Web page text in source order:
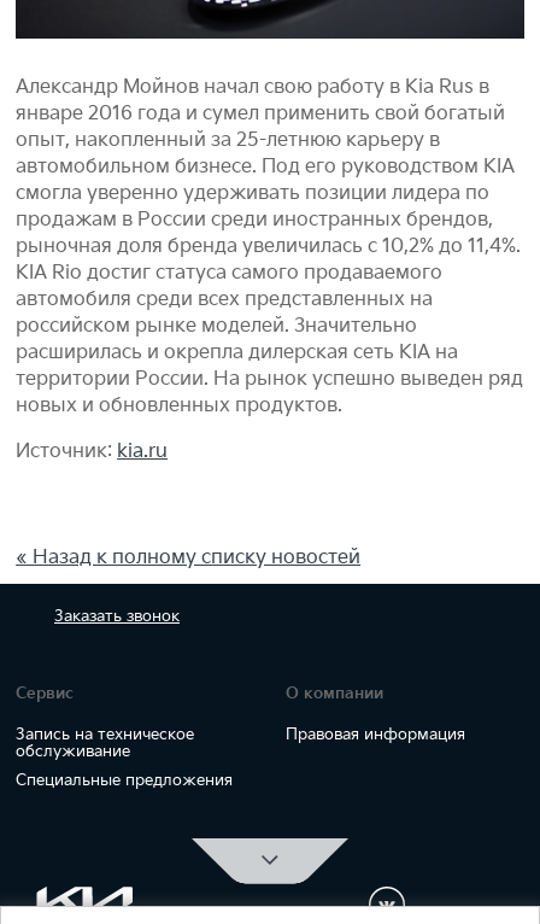
Александр Мойнов начал свою работу в Kia Rus в
январе 2016 года и сумел применить свой богатый
опыт, накопленный за 25-летнюю карьеру в
автомобильном бизнесе. Под его руководством KIA
смогла уверенно удерживать позиции лидера по
продажам в России среди иностранных брендов,
рыночная доля бренда увеличилась с 10,2% до 11,4%.
KIA Rio достиг статуса самого продаваемого
автомобиля среди всех представленных на
российском рынке моделей. Значительно
расширилась и окрепла дилерская сеть KIA на
территории России. На рынок успешно выведен ряд
новых и обновленных продуктов.
Источник: kia.ru
« Назад к полному списку новостей
Заказать звонок
Сервис
Запись на техническое
обслуживание
Специальные предложения
О компании
Правовая информация